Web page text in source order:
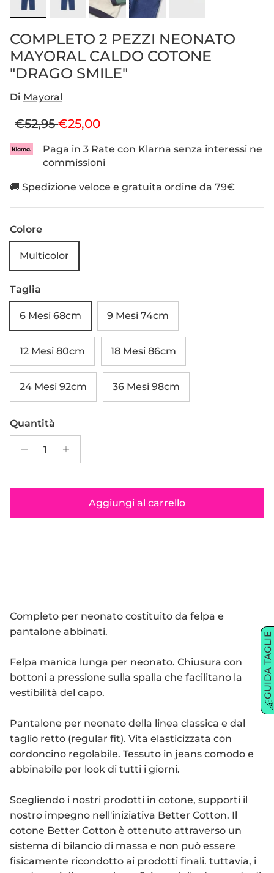
COMPLETO 2 PEZZI NEONATO
MAYORAL CALDO COTONE
"DRAGO SMILE"
Di Mayoral
Prezzo normale
€52,95Prezzo di vendita
€25,00
Paga in 3 Rate con Klarna senza interessi ne
commissioni
🚚 Spedizione veloce e gratuita ordine da 79€
Colore
Multicolor
Taglia
6 Mesi 68cm 9 Mesi 74cm
12 Mesi 80cm 18 Mesi 86cm
24 Mesi 92cm 36 Mesi 98cm
Quantità
Aggiungi al carrello
Completo per neonato costituito da felpa e
pantalone abbinati.
Felpa manica lunga per neonato. Chiusura con
bottoni a pressione sulla spalla che facilitano la
vestibilità del capo.
Pantalone per neonato della linea classica e dal
taglio retto (regular fit). Vita elasticizzata con
cordoncino regolabile. Tessuto in jeans comodo e
abbinabile per look di tutti i giorni.
Scegliendo i nostri prodotti in cotone, supporti il
nostro impegno nell'iniziativa Better Cotton. Il
cotone Better Cotton è ottenuto attraverso un
sistema di bilancio di massa e non può essere
fisicamente ricondotto ai prodotti finali. tuttavia, i
GUIDA TAGLIE